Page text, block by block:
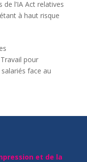
l’IA Act relatives
à haut risque
pour
face au
et de la